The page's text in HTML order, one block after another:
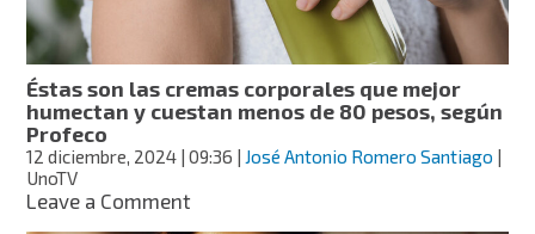
Éstas son las cremas corporales que mejor
humectan y cuestan menos de 80 pesos, según
Profeco
12 diciembre, 2024 | 09:36 José Antonio Romero Santiago
UnoTV
Leave a Commenton